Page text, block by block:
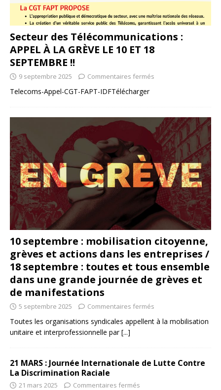
Secteur des Télécommunications :
APPEL À LA GRÈVE LE 10 ET 18
SEPTEMBRE !!
9 septembre 2025 Commentaires fermés
Telecoms-Appel-CGT-FAPT-IDFTélécharger
10 septembre : mobilisation citoyenne,
grèves et actions dans les entreprises /
18 septembre : toutes et tous ensemble
dans une grande journée de grèves et
de manifestations
5 septembre 2025 Commentaires fermés
Toutes les organisations syndicales appellent à la mobilisation
unitaire et interprofessionnelle par[...]
21 MARS : Journée Internationale de Lutte Contre
La Discrimination Raciale
21 mars 2025 Commentaires fermés